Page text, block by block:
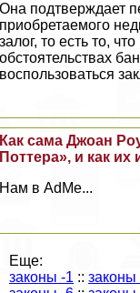
Она подтверждает
приобретаемого
залог, то есть то,
обстоятельствах
воспользоваться
Как сама Джоан
Поттера», и как
Нам в AdMe...
Еще:
законы -1 :: законы